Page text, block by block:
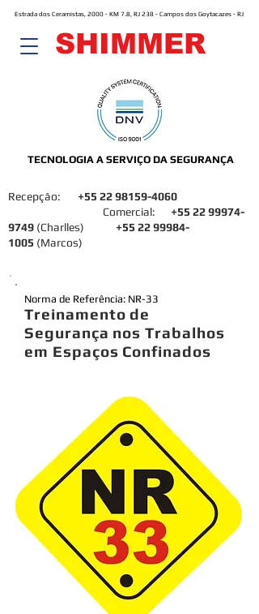
SHIMMER
TECNOLOGIA A SERVIÇO DA SEGURANÇA
Estrada dos Ceramistas, 2000 - KM 7.8, RJ 238 - Campos dos Goytacazes - RJ
Recepção: +55 22 98159-4060
Comercial:
+55 22 99974-
9749 (Charlles)
+55 22 99984-
1005 (Marcos)
Norma de Referência: NR-33
Treinamento de
Segurança nos Trabalhos
em Espaços Confinados